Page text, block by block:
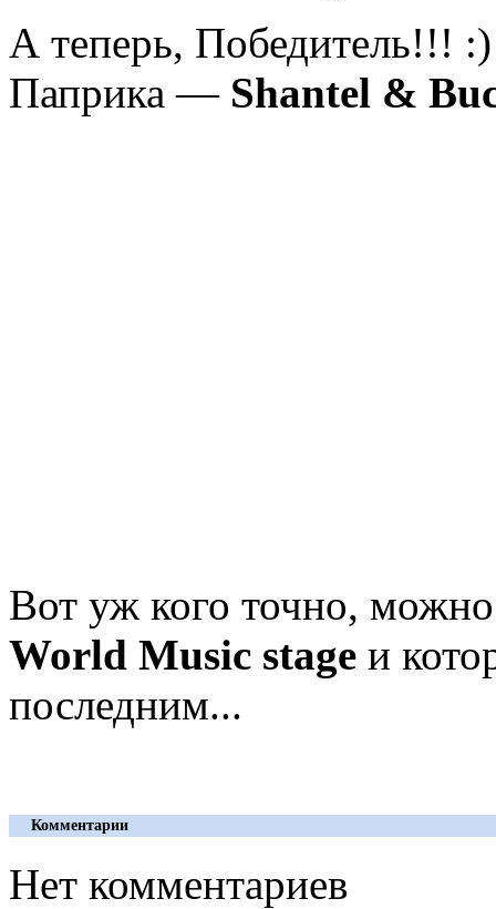
А теперь, Победитель!!!
Паприка — Shantel &
Вот уж кого точно,
World Music stage и
последним...
Комментарии
Нет комментариев